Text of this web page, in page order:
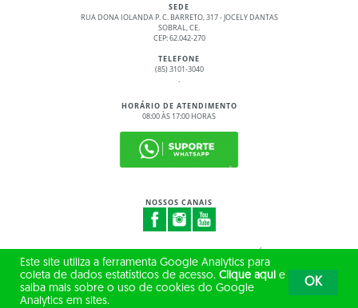
SEDE
RUA DONA IOLANDA P. C. BARRETO, 317 - JOCELY DANTAS
SOBRAL, CE.
CEP: 62.042-270
TELEFONE
(85) 3101-3040
.
HORÁRIO DE ATENDIMENTO
08:00 ÀS 17:00 HORAS
NOSSOS CANAIS
© 2017 - 2026 – GOVERNO DO ESTADO DO CEARÁ
TODOS OS DIREITOS RESERVADOS
Este site utiliza a ferramenta Google Analytics para
coleta de dados estatísticos de acesso. Clique aqui e
saiba mais sobre o uso de cookies do Google
Analytics em sites.
OK